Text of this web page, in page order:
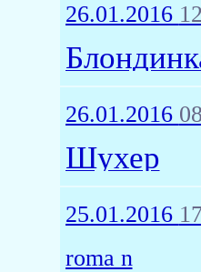
26.01.2016
26.01.2016
Шухер
25.01.2016
roma n